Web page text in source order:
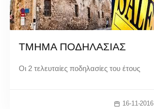
ΤΜΗΜΑ ΠΟΔΗΛΑΣΙΑΣ
Οι 2 τελευταίες ποδηλασίες του έτους
16-11-2016